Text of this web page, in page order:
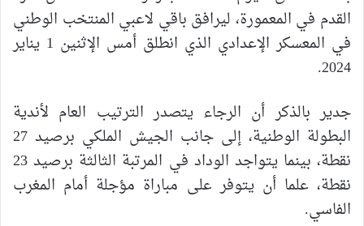
القدم في المعمورة، ليرافق باقي لاعبي المنتخب الوطني
في المعسكر الإعدادي الذي انطلق أمس الإثنين 1 يناير
2024.
جدير بالذكر أن الرجاء يتصدر الترتيب العام لأندية
البطولة الوطنية، إلى جانب الجيش الملكي برصيد 27
نقطة، بينما يتواجد الوداد في المرتبة الثالثة برصيد 23
نقطة، علما أن يتوفر على مباراة مؤجلة أمام المغرب
الفاسي.